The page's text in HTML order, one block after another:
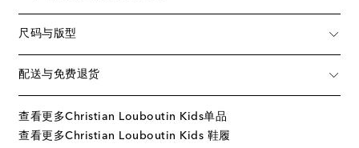
尺码与版型
配送与免费退货
查看更多Christian Louboutin Kids单品
查看更多Christian Louboutin Kids 鞋履